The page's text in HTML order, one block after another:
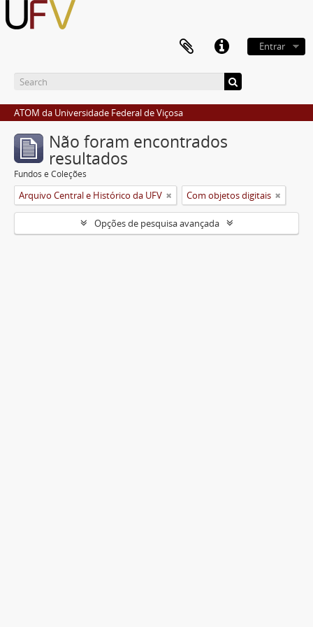
Entrar
ATOM da Universidade Federal de Viçosa
Não foram encontrados
resultados
Fundos e Coleções
Arquivo Central e Histórico da UFV Com objetos digitais
Opções de pesquisa avançada